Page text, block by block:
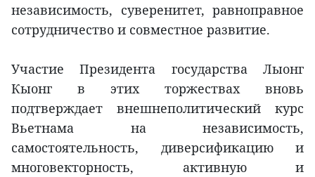
независимость, суверенитет, равноправное
сотрудничество и совместное развитие.
Участие Президента государства Лыонг
Кыонг в этих торжествах вновь
подтверждает внешнеполитический курс
Вьетнама на независимость,
самостоятельность, диверсификацию и
многовекторность, активную и